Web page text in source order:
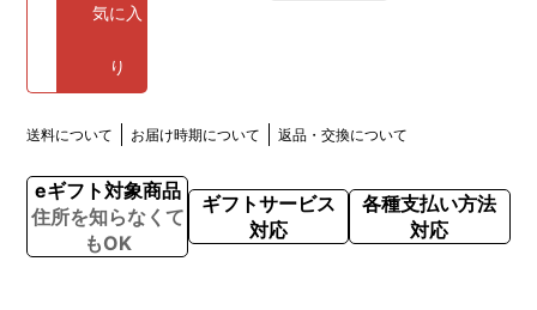
気に入
り
送料について お届け時期について 返品・交換について
eギフト対象商品
住所を知らなくて
もOK
ギフトサービス
対応
各種支払い方法
対応